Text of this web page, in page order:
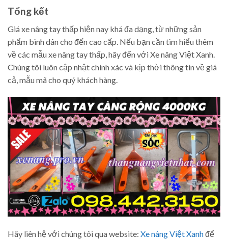
Tổng kết
Giá xe nâng tay thấp hiện nay khá đa dạng, từ những sản
phẩm bình dân cho đến cao cấp. Nếu bạn cần tìm hiểu thêm
về các mẫu xe nâng tay thấp, hãy đến với Xe nâng Việt Xanh.
Chúng tôi luôn cập nhật chính xác và kịp thời thông tin về giá
cả, mẫu mã cho quý khách hàng.
Hãy liên hệ với chúng tôi qua website: Xe nâng Việt Xanhđể